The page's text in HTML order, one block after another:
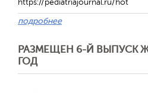
https://pediatriajournal.ru/hot
подробнее
РАЗМЕЩЕН 6-Й ВЫПУСК
ГОД